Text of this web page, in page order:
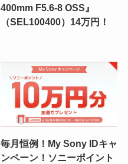
400mm F5.6-8 OSS』
（SEL100400）14万円！
毎月恒例！My Sony IDキャ
ンペーン！ソニーポイント